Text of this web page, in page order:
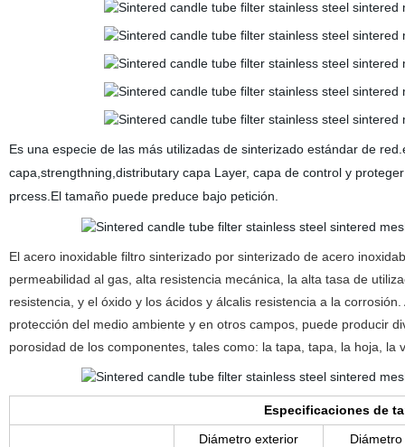
Es una especie de las más utilizadas de sinterizado estándar de
capa,strengthning,distributary capa Layer, capa de control y
prcess.El tamaño puede preduce bajo petición.
El acero inoxidable filtro sinterizado por sinterizado de acero
permeabilidad al gas, alta resistencia mecánica, la alta tasa de
resistencia, y el óxido y los ácidos y álcalis resistencia a la
protección del medio ambiente y en otros campos, puede producir
porosidad de los componentes, tales como: la tapa, tapa, la hoja, la
Especificaciones de
Diámetro exterior